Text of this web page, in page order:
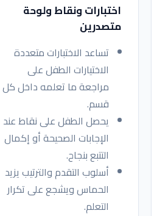
اختبارات ونقاط ولوحة
متصدرين
تساعد الاختبارات متعددة
الاختيارات الطفل على
مراجعة ما تعلمه داخل كل
قسم.
يحصل الطفل على نقاط عند
الإجابات الصحيحة أو إكمال
التتبع بنجاح.
أسلوب التقدم والترتيب يزيد
الحماس ويشجع على تكرار
التعلم.